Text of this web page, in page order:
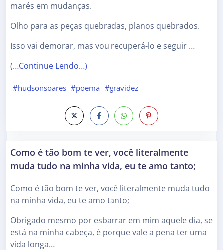
marés em mudanças.
Olho para as peças quebradas, planos quebrados.
Isso vai demorar, mas vou recuperá-lo e seguir …
(…Continue Lendo…)
#hudsonsoares #poema #gravidez
Como é tão bom te ver, você literalmente
muda tudo na minha vida, eu te amo tanto;
Como é tão bom te ver, você literalmente muda tudo
na minha vida, eu te amo tanto;
Obrigado mesmo por esbarrar em mim aquele dia, se
está na minha cabeça, é porque vale a pena ter uma
vida longa…